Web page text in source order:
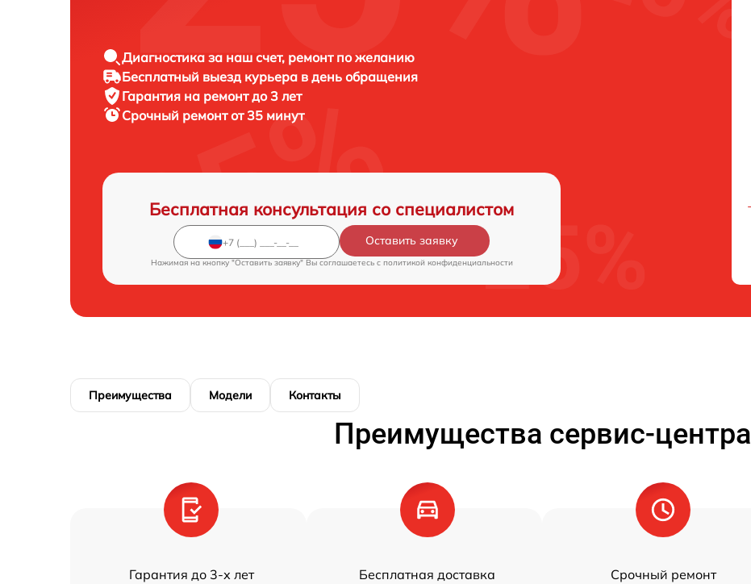
Диагностика за наш счет, ремонт по желанию
Бесплатный выезд курьера в день обращения
Гарантия на ремонт до 3 лет
Срочный ремонт от 35 минут
Бесплатная консультация со специалистом
Оставить заявку
Нажимая на кнопку "Оставить заявку" Вы соглашаетесь c политикой конфиденциальности
Преимущества Модели Контакты
Преимущества сервис-центра
Гарантия до 3-х лет Бесплатная доставка Срочный ремонт